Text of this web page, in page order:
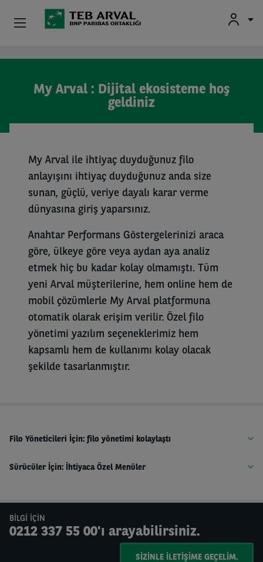
My Arval : Dijital ekosisteme hoş
geldiniz
My Arval ile ihtiyaç duyduğunuz filo
anlayışını ihtiyaç duyduğunuz anda size
sunan, güçlü, veriye dayalı karar verme
dünyasına giriş yaparsınız.
Anahtar Performans Göstergelerinizi araca
göre, ülkeye göre veya aydan aya analiz
etmek hiç bu kadar kolay olmamıştı. Tüm
yeni Arval müşterilerine, hem online hem de
mobil çözümlerle My Arval platformuna
otomatik olarak erişim verilir. Özel filo
yönetimi yazılım seçeneklerimiz hem
kapsamlı hem de kullanımı kolay olacak
şekilde tasarlanmıştır.
Filo Yöneticileri İçin: filo yönetimi kolaylaştı
Sürücüler İçin: İhtiyaca Özel Menüler
BILGI IÇIN
0212 337 55 00'ı arayabilirsiniz.
SIZINLE ILETIŞIME GEÇELIM.
Kurumsal
İkinci El Araçlar
Sürücüler